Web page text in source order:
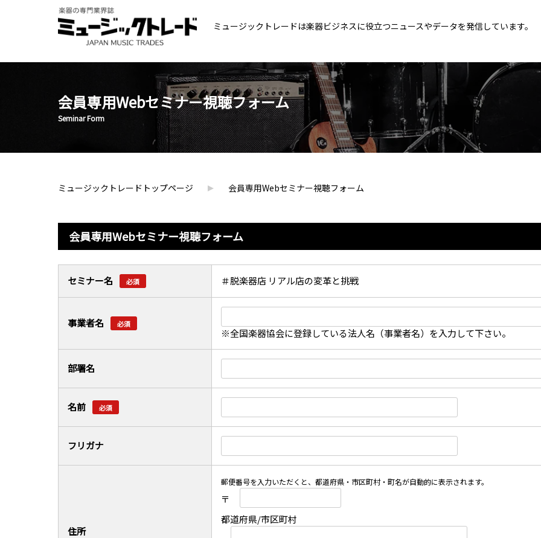
ミュージックトレードは楽器ビジネスに役立つニュースやデータを発信しています。
会員専用Webセミナー視聴フォーム
Seminar Form
ミュージックトレードトップページ 会員専用Webセミナー視聴フォーム
会員専用Webセミナー視聴フォーム
セミナー名 必須 ＃脱楽器店 リアル店の変革と挑戦
事業者名 必須
※全国楽器協会に登録している法人名（事業者名）を入力して下さい。
部署名
名前 必須
フリガナ
住所
郵便番号を入力いただくと、都道府県・市区町村・町名が自動的に表示されます。
〒
都道府県/市区町村